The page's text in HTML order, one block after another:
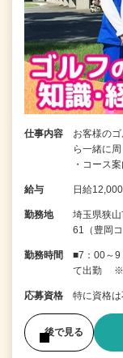
仕事内容
お客様の
ら一緒に
・コース
給与 日給
勤務地
埼玉県狭
61（豊岡コ
勤務時間
■7：00～9
て出勤 ※
応募資格 特に資格
後で見る